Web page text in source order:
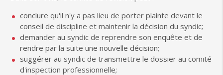
conclure qu'il n'y a pas lieu de porter plainte devant le
conseil de discipline et maintenir la décision du syndic;
demander au syndic de reprendre son enquête et de
rendre par la suite une nouvelle décision;
suggérer au syndic de transmettre le dossier au comité
d'inspection professionnelle;